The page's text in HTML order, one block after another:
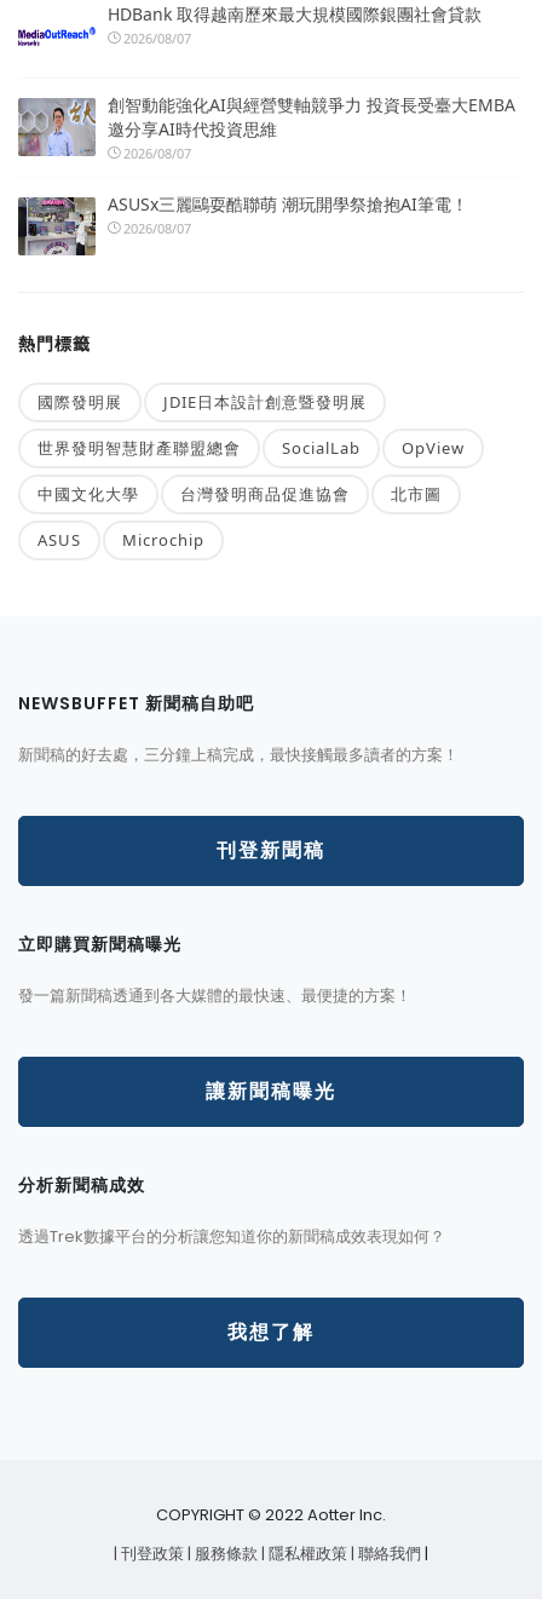
HDBank 取得越南歷來最大規模國際銀團社會貸款
2026/08/07
創智動能強化AI與經營雙軸競爭力 投資長受臺大EMBA
邀分享AI時代投資思維
2026/08/07
ASUSx三麗鷗耍酷聯萌 潮玩開學祭搶抱AI筆電！
2026/08/07
熱門標籤
國際發明展 JDIE日本設計創意暨發明展
世界發明智慧財產聯盟總會 SocialLab OpView
中國文化大學 台灣發明商品促進協會 北市圖
ASUS Microchip
NEWSBUFFET 新聞稿自助吧
新聞稿的好去處，三分鐘上稿完成，最快接觸最多讀者的方案！
刊登新聞稿
立即購買新聞稿曝光
發一篇新聞稿透通到各大媒體的最快速、最便捷的方案！
讓新聞稿曝光
分析新聞稿成效
透過Trek數據平台的分析讓您知道你的新聞稿成效表現如何？
我想了解
COPYRIGHT © 2022 Aotter Inc.
| 刊登政策| 服務條款 | 隱私權政策| 聯絡我們 |